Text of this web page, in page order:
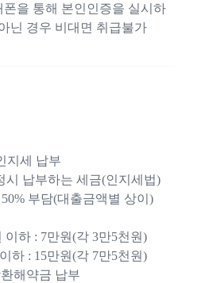
을 통해 본인인증을 실시하
닌 경우 비대면 취급불가
지세 납부
시 납부하는 세금(인지세법)
부담(대출금액별 상이)
하 : 7만원(각 3만5천원)
하 : 15만원(각 7만5천원)
해약금 납부